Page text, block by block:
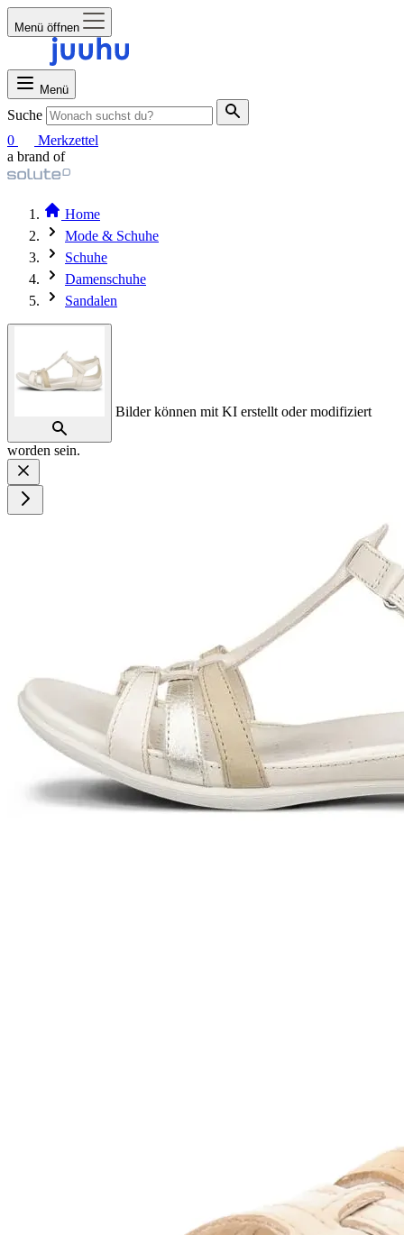
Menü öffnen
Menü
Suche
0
Merkzettel
a brand of
Home
Mode & Schuhe
Schuhe
Damenschuhe
Sandalen
Bilder können mit KI erstellt oder modifiziert
worden sein.